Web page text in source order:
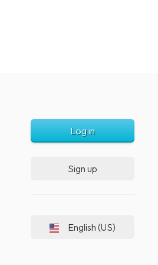
Log in
Sign up
English (US)